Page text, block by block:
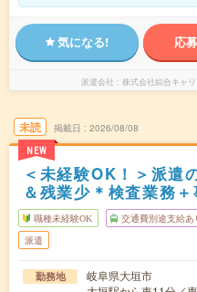
気になる! 応
派遣会社 株式会社綜合キャ
未読
NEW
掲載日 2026/08/08
＜未経験OK！＞派遣
＆残業少＊検査業務
職種未経験OK 交通費別途支給あ
派遣
勤務地
岐阜県大垣市